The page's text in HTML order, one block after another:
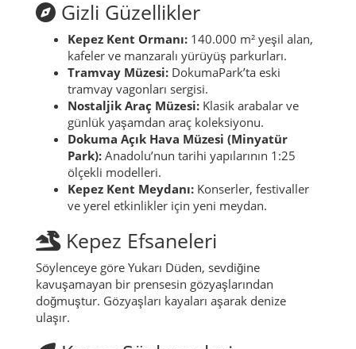
Gizli Güzellikler
Kepez Kent Ormanı: 140.000 m² yeşil alan,
kafeler ve manzaralı yürüyüş parkurları.
Tramvay Müzesi: DokumaPark’ta eski
tramvay vagonları sergisi.
Nostaljik Araç Müzesi: Klasik arabalar ve
günlük yaşamdan araç koleksiyonu.
Dokuma Açık Hava Müzesi (Minyatür
Park): Anadolu’nun tarihi yapılarının 1:25
ölçekli modelleri.
Kepez Kent Meydanı: Konserler, festivaller
ve yerel etkinlikler için yeni meydan.
Kepez Efsaneleri
Söylenceye göre Yukarı Düden, sevdiğine
kavuşamayan bir prensesin gözyaşlarından
doğmuştur. Gözyaşları kayaları aşarak denize
ulaşır.